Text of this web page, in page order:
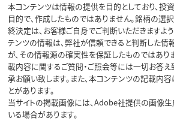
本コンテンツは情報の提供を目的としており、投
目的で、作成したものではありません。銘柄の選
終決定は、お客様ご自身でご判断いただきますよ
テンツの情報は、弊社が信頼できると判断した情
が、その情報源の確実性を保証したものではあり
載内容に関するご質問・ご照会等には一切お答
承お願い致します。また、本コンテンツの記載内
とがあります。
当サイトの掲載画像には、Adobe社提供の画像生
いる場合があります。